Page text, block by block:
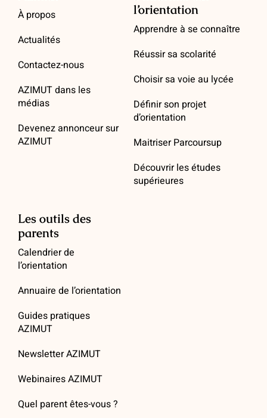
À propos
Actualités
Contactez-nous
AZIMUT dans les
médias
Devenez annonceur sur
AZIMUT
l’orientation
Apprendre à se connaître
Réussir sa scolarité
Choisir sa voie au lycée
Définir son projet
d’orientation
Maitriser Parcoursup
Découvrir les études
supérieures
Les outils des
parents
Calendrier de
l’orientation
Annuaire de l’orientation
Guides pratiques
AZIMUT
Newsletter AZIMUT
Webinaires AZIMUT
Quel parent êtes-vous ?